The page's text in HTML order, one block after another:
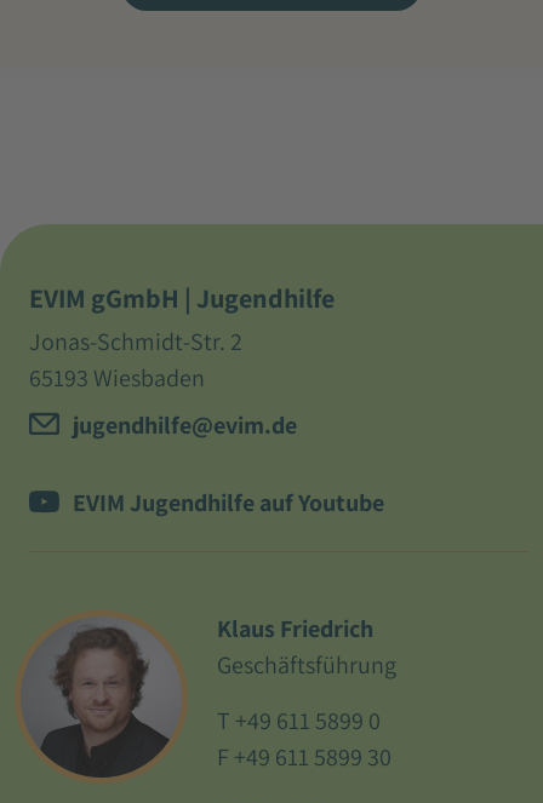
EVIM gGmbH | Jugendhilfe
Jonas-Schmidt-Str. 2
65193 Wiesbaden
jugendhilfe@evim.de
EVIM Jugendhilfe auf Youtube
Klaus Friedrich
Geschäftsführung
T +49 611 5899 0
F +49 611 5899 30